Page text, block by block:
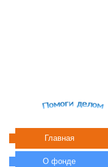
Главная
О фонде